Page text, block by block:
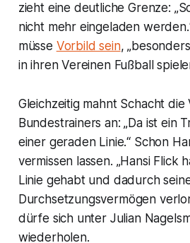
zieht eine deutliche Grenze:
nicht mehr eingeladen
müsse Vorbild sein,
in ihren Vereinen Fußball
Gleichzeitig mahnt Schacht
Bundestrainers an: „Da ist ein
einer geraden Linie.“ Schon
vermissen lassen. „Hansi Flick
Linie gehabt und dadurch
Durchsetzungsvermögen
dürfe sich unter Julian
wiederholen.